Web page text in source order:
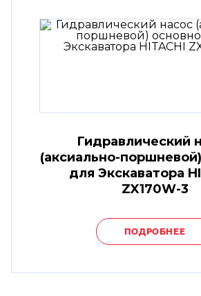
Гидравлический
(аксиально-
для Экскаватора
ZX170W-3
ПОДРОБНЕЕ